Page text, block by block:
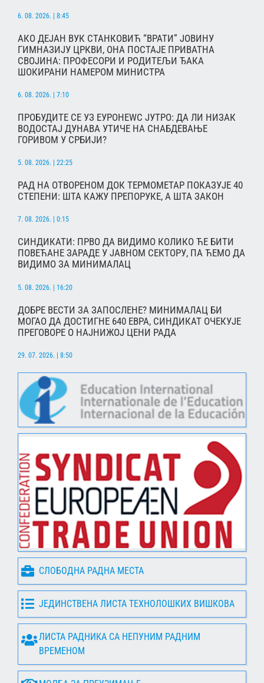
6. 08. 2026. | 8:45
АКО ДЕЈАН ВУК СТАНКОВИЋ “ВРАТИ” ЈОВИНУ
ГИМНАЗИЈУ ЦРКВИ, ОНА ПОСТАЈЕ ПРИВАТНА
СВОЈИНА: ПРОФЕСОРИ И РОДИТЕЉИ ЂАКА
ШОКИРАНИ НАМЕРОМ МИНИСТРА
6. 08. 2026. | 7:10
ПРОБУДИТЕ СЕ УЗ ЕУРОНЕWС ЈУТРО: ДА ЛИ НИЗАК
ВОДОСТАЈ ДУНАВА УТИЧЕ НА СНАБДЕВАЊЕ
ГОРИВОМ У СРБИЈИ?
5. 08. 2026. | 22:25
РАД НА ОТВОРЕНОМ ДОК ТЕРМОМЕТАР ПОКАЗУЈЕ 40
СТЕПЕНИ: ШТА КАЖУ ПРЕПОРУКЕ, А ШТА ЗАКОН
7. 08. 2026. | 0:15
СИНДИКАТИ: ПРВО ДА ВИДИМО КОЛИКО ЋЕ БИТИ
ПОВЕЋАНЕ ЗАРАДЕ У ЈАВНОМ СЕКТОРУ, ПА ЋЕМО ДА
ВИДИМО ЗА МИНИМАЛАЦ
5. 08. 2026. | 16:20
ДОБРЕ ВЕСТИ ЗА ЗАПОСЛЕНЕ? МИНИМАЛАЦ БИ
МОГАО ДА ДОСТИГНЕ 640 ЕВРА, СИНДИКАТ ОЧЕКУЈЕ
ПРЕГОВОРЕ О НАЈНИЖОЈ ЦЕНИ РАДА
29. 07. 2026. | 8:50
СЛОБОДНА РАДНА МЕСТА
ЈЕДИНСТВЕНА ЛИСТА ТЕХНОЛОШКИХ ВИШКОВА
ЛИСТА РАДНИКА СА НЕПУНИМ РАДНИМ
ВРЕМЕНОМ